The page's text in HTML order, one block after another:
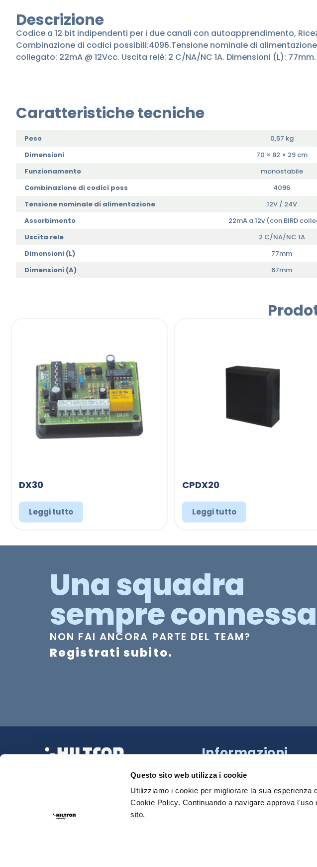
Questo sito web utilizza i cookie
Utilizziamo i cookie per migliorare la sua esperienza
Cookie Policy. Continuando a navigare approva
sito.
Descrizione
Codice a 12 bit indipendenti per i due canali con autoapprendimento,
Combinazione di codici possibili:4096.Tensione nominale di
collegato: 22mA @ 12Vcc. Uscita relè: 2 C/NA/NC 1A. Dimensioni (L):
Caratteristiche tecniche
Peso
0,57 kg
Dimensioni
70 × 82 × 29 cm
Funzionamento
monostabile
Combinazione di codici poss
4096
Tensione nominale di alimentazione
12V / 24V
Assorbimento
22mA a 12v (con BIRD
Uscita rele
2 C/NA/NC 1A
Dimensioni (L)
77mm
Dimensioni (A)
67mm
DX30
Leggi tutto
CPDX20
Leggi tutto
Una squadra
sempre
NON FAI ANCORA PARTE DEL TEAM?
Registrati subito.
La tua Sicurezza Made in Italy
Informazioni
218 Napoli (NA)
081 18539000
Sede Roma:+39 340 790 2931